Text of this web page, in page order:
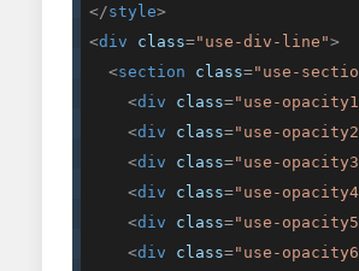
</style>
<div class="use-div-line">
<section class="use-
<div class="use-
<div class="use-
<div class="use-
<div class="use-
<div class="use-
<div class="use-